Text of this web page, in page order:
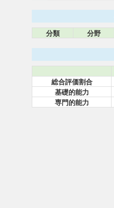
分類 分野
総合評価割合
基礎的能力
専門的能力